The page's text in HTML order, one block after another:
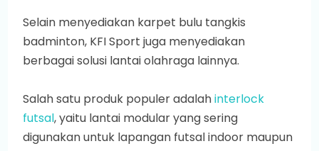
Selain menyediakan karpet bulu tangkis
badminton, KFI Sport juga menyediakan
berbagai solusi lantai olahraga lainnya.
Salah satu produk populer adalahinterlock
futsal, yaitu lantai modular yang sering
digunakan untuk lapangan futsal indoor maupun